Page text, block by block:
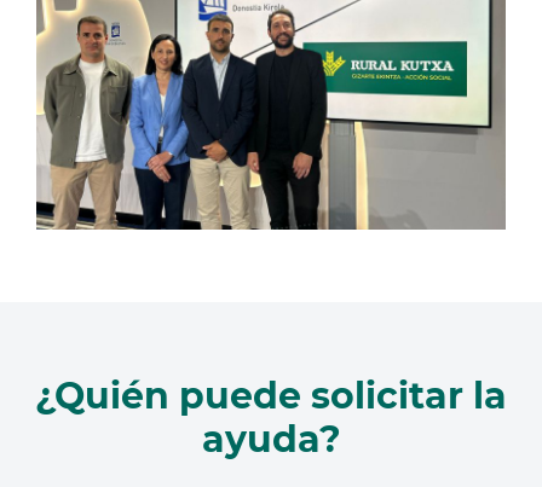
¿Quién puede solicitar la
ayuda?